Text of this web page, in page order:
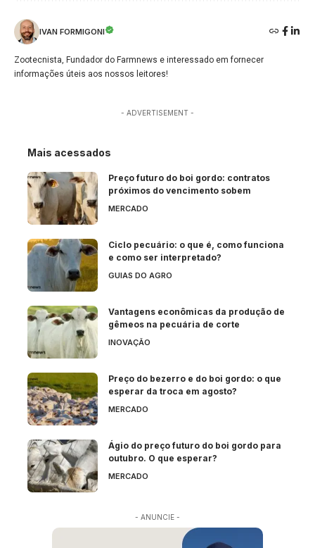
IVAN FORMIGONI
Zootecnista, Fundador do Farmnews e interessado em fornecer
informações úteis aos nossos leitores!
- ADVERTISEMENT -
Mais acessados
Preço futuro do boi gordo: contratos
próximos do vencimento sobem
MERCADO
Ciclo pecuário: o que é, como funciona
e como ser interpretado?
GUIAS DO AGRO
Vantagens econômicas da produção de
gêmeos na pecuária de corte
INOVAÇÃO
Preço do bezerro e do boi gordo: o que
esperar da troca em agosto?
MERCADO
Ágio do preço futuro do boi gordo para
outubro. O que esperar?
MERCADO
- ANUNCIE -